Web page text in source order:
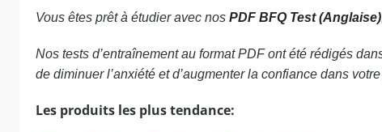
Vous êtes prêt à étudier avec nos PDF BFQ Test (Anglaise)
Nos tests d’entraînement au format PDF ont été rédigés
de diminuer l’anxiété et d’augmenter la confiance dans
Les produits les plus tendance: